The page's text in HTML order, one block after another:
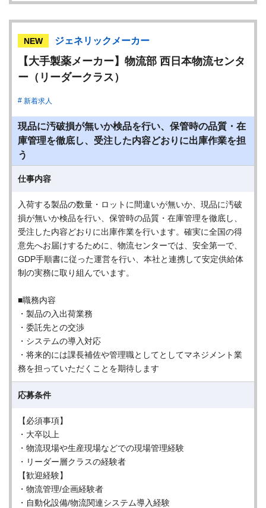
NEW ジェネリックメーカー
【大手製薬メーカー】物流部 西日本物流センタ
ー（リーダークラス）
新着求人
現品に汚破損が無いか検品を行い、保管時の品質・在
庫管理を徹底し、受注した内容どおりに出庫作業を担
う
仕事内容
入荷する製品の数量・ロットに間違いが無いか、現品に汚破
損が無いか検品を行い、保管時の品質・在庫管理を徹底し、
受注した内容どおりに出庫作業を行います。確実に全国の得
意先へお届けするために、物流センターでは、安全第一で、
GDP手順書に従った運営を行い、本社と連携して安定供給体
制の実務に取り組んでいます。
■職務内容
・製品の入出荷業務
・委託先との交渉
・システムの導入対応
・将来的には課長補佐や管理職としてとしてマネジメント業
務を担っていただくことを期待します
応募条件
【必須事項】
・大卒以上
・物流現場や生産現場などでの現場管理経験
・リーダー層クラスの経験者
【歓迎経験】
・物流管理/企画経験者
・自動化設備/物流関連システム導入経験